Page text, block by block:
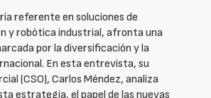
referente en soluciones de
y robótica industrial, afronta una
por la diversificación y la
En esta entrevista, su
(CSO), Carlos Méndez, analiza
estrategia, el papel de las nuevas